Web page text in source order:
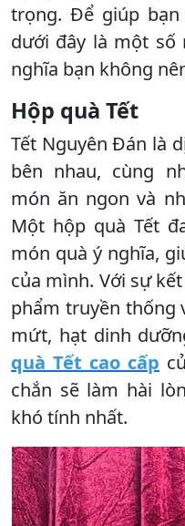
trọng. Để giúp
dưới đây là một số
nghĩa bạn không
Hộp quà Tết
Tết Nguyên Đán là
bên nhau, cùng
món ăn ngon và
Một hộp quà Tết
món quà ý nghĩa,
của mình. Với sự
phẩm truyền thống
mứt, hạt dinh
quà Tết cao cấp
chắn sẽ làm hài
khó tính nhất.